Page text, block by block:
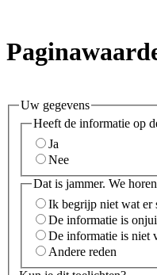
Uw gegevens
Heeft de informatie op
Ja
Nee
Dat is jammer. We
Ik begrijp niet wat er
De informatie is
De informatie is niet
Andere reden